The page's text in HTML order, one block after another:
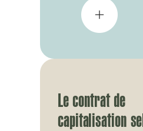
Le contrat de
capitalisation